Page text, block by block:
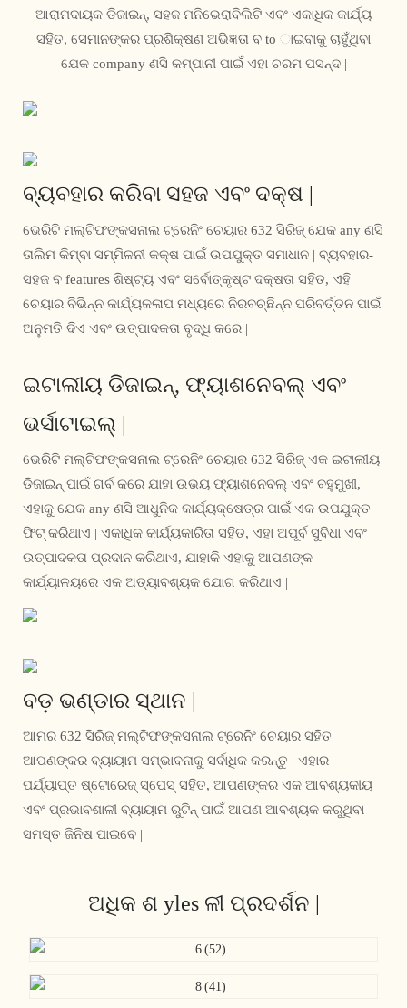
ଆରାମଦାୟକ ଡିଜାଇନ୍, ସହଜ ମନିଭେରାବିଲିଟି ଏବଂ ଏକାଧିକ କାର୍ଯ୍ୟ
ସହିତ, ସେମାନଙ୍କର ପ୍ରଶିକ୍ଷଣ ଅଭିଜ୍ଞତା ବ to ାଇବାକୁ ଚାହୁଁଥିବା
ଯେକ company ଣସି କମ୍ପାନୀ ପାଇଁ ଏହା ଚରମ ପସନ୍ଦ |
ବ୍ୟବହାର କରିବା ସହଜ ଏବଂ ଦକ୍ଷ |
ଭେରିଟି ମଲ୍ଟିଫଙ୍କସନାଲ ଟ୍ରେନିଂ ଚେୟାର 632 ସିରିଜ୍ ଯେକ any ଣସି
ତାଲିମ କିମ୍ବା ସମ୍ମିଳନୀ କକ୍ଷ ପାଇଁ ଉପଯୁକ୍ତ ସମାଧାନ | ବ୍ୟବହାର-
ସହଜ ବ features ଶିଷ୍ଟ୍ୟ ଏବଂ ସର୍ବୋତ୍କୃଷ୍ଟ ଦକ୍ଷତା ସହିତ, ଏହି
ଚେୟାର ବିଭିନ୍ନ କାର୍ଯ୍ୟକଳାପ ମଧ୍ୟରେ ନିରବଚ୍ଛିନ୍ନ ପରିବର୍ତ୍ତନ ପାଇଁ
ଅନୁମତି ଦିଏ ଏବଂ ଉତ୍ପାଦକତା ବୃଦ୍ଧି କରେ |
ଇଟାଲୀୟ ଡିଜାଇନ୍, ଫ୍ୟାଶନେବଲ୍ ଏବଂ
ଭର୍ସାଟାଇଲ୍ |
ଭେରିଟି ମଲ୍ଟିଫଙ୍କସନାଲ ଟ୍ରେନିଂ ଚେୟାର 632 ସିରିଜ୍ ଏକ ଇଟାଲୀୟ
ଡିଜାଇନ୍ ପାଇଁ ଗର୍ବ କରେ ଯାହା ଉଭୟ ଫ୍ୟାଶନେବଲ୍ ଏବଂ ବହୁମୁଖୀ,
ଏହାକୁ ଯେକ any ଣସି ଆଧୁନିକ କାର୍ଯ୍ୟକ୍ଷେତ୍ର ପାଇଁ ଏକ ଉପଯୁକ୍ତ
ଫିଟ୍ କରିଥାଏ | ଏକାଧିକ କାର୍ଯ୍ୟକାରିତା ସହିତ, ଏହା ଅପୂର୍ବ ସୁବିଧା ଏବଂ
ଉତ୍ପାଦକତା ପ୍ରଦାନ କରିଥାଏ, ଯାହାକି ଏହାକୁ ଆପଣଙ୍କ
କାର୍ଯ୍ୟାଳୟରେ ଏକ ଅତ୍ୟାବଶ୍ୟକ ଯୋଗ କରିଥାଏ |
ବଡ଼ ଭଣ୍ଡାର ସ୍ଥାନ |
ଆମର 632 ସିରିଜ୍ ମଲ୍ଟିଫଙ୍କସନାଲ ଟ୍ରେନିଂ ଚେୟାର ସହିତ
ଆପଣଙ୍କର ବ୍ୟାୟାମ ସମ୍ଭାବନାକୁ ସର୍ବାଧିକ କରନ୍ତୁ | ଏହାର
ପର୍ଯ୍ୟାପ୍ତ ଷ୍ଟୋରେଜ୍ ସ୍ପେସ୍ ସହିତ, ଆପଣଙ୍କର ଏକ ଆବଶ୍ୟକୀୟ
ଏବଂ ପ୍ରଭାବଶାଳୀ ବ୍ୟାୟାମ ରୁଟିନ୍ ପାଇଁ ଆପଣ ଆବଶ୍ୟକ କରୁଥିବା
ସମସ୍ତ ଜିନିଷ ପାଇବେ |
ଅଧିକ ଶ yles ଳୀ ପ୍ରଦର୍ଶନ |